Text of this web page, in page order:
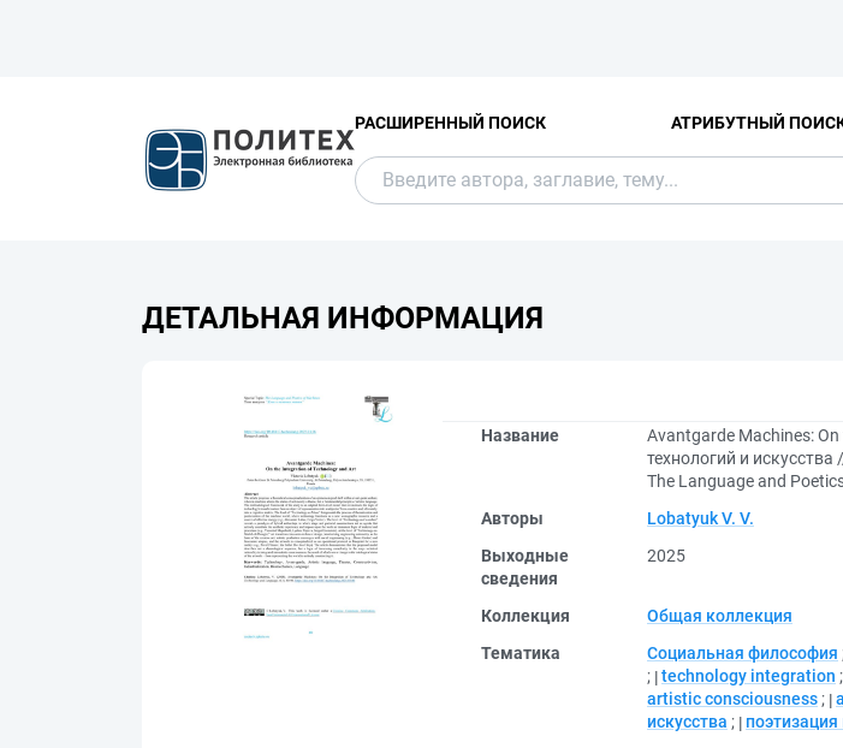
РАСШИРЕННЫЙ ПОИСК АТРИБУТНЫЙ
ДЕТАЛЬНАЯ ИНФОРМАЦИЯ
Название
Avantgarde Machines:
технологий и
The Language and
Авторы
Lobatyuk V. V.
Выходные
сведения
2025
Коллекция
Общая коллекция
Тематика
Социальная философия
; technology integration ;
artistic consciousness ;
искусства ;